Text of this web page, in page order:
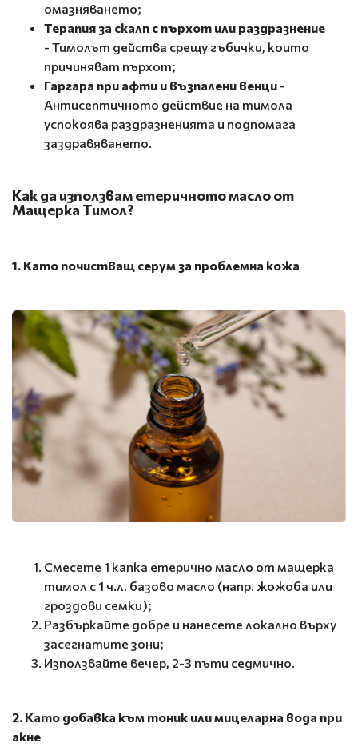
омазняването;
Терапия за скалп с пърхот или раздразнение
- Тимолът действа срещу гъбички, които
причиняват пърхот;
Гаргара при афти и възпалени венци -
Антисептичното действие на тимола
успокоява раздразненията и подпомага
заздравяването.
Как да използвам етеричното масло от
Мащерка Тимол?
1. Като почистващ серум за проблемна кожа
Смесете 1 капка етерично масло от мащерка
тимол с 1 ч.л. базово масло (напр. жожоба или
гроздови семки);
Разбъркайте добре и нанесете локално върху
засегнатите зони;
Използвайте вечер, 2-3 пъти седмично.
2. Като добавка към тоник или мицеларна вода при
акне